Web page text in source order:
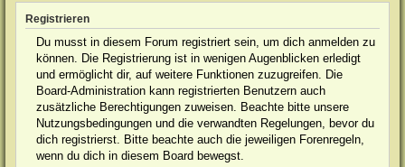
Registrieren
Du musst in diesem Forum registriert sein, um dich anmelden zu
können. Die Registrierung ist in wenigen Augenblicken erledigt
und ermöglicht dir, auf weitere Funktionen zuzugreifen. Die
Board-Administration kann registrierten Benutzern auch
zusätzliche Berechtigungen zuweisen. Beachte bitte unsere
Nutzungsbedingungen und die verwandten Regelungen, bevor du
dich registrierst. Bitte beachte auch die jeweiligen Forenregeln,
wenn du dich in diesem Board bewegst.